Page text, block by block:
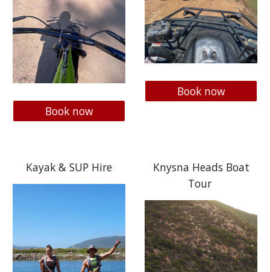
Book now
Book now
Kayak & SUP Hire
Knysna Heads Boat
Tour